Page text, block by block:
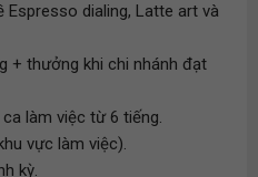
dialing, Latte art và
+ thưởng khi chi nhánh đạt
làm việc từ 6 tiếng.
vực làm việc).
kỳ.